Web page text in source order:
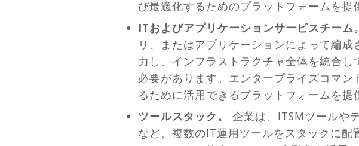
び最適化するためのプラットフォームを提
ITおよびアプリケーションサービスチーム
リ、またはアプリケーションによって編
力し、インフラストラクチャ全体を統合
必要があります。エンタープライズコマ
るために活用できるプラットフォームを提
ツールスタック。 企業は、ITSMツールや
など、複数のIT運用ツールをスタックに